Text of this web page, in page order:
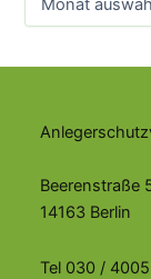
Beerenstraße
14163 Berlin
Tel 030 /